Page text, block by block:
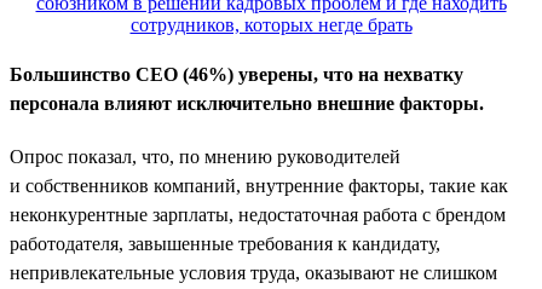
Большинство CEO (46%) уверены, что на нехватку
персонала влияют исключительно внешние факторы.
Опрос показал, что, по мнению руководителей
и собственников компаний, внутренние факторы, такие как
неконкурентные зарплаты, недостаточная работа с брендом
работодателя, завышенные требования к кандидату,
непривлекательные условия труда, оказывают не слишком